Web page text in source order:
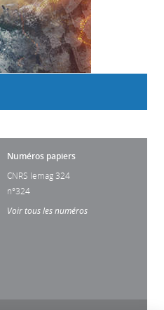
Numéros papiers
CNRS lemag 324
n°324
Voir tous les numéros